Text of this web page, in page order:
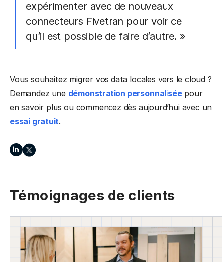
expérimenter avec de nouveaux
connecteurs Fivetran pour voir ce
qu’il est possible de faire d’autre. »
Vous souhaitez migrer vos data locales vers le cloud ?
Demandez une démonstration personnaliséepour
en savoir plus ou commencez dès aujourd’hui avec un
essai gratuit.
Témoignages de clients